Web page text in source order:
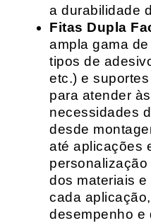
a durabilidade
Fitas Dupla
ampla gama
tipos de
etc.) e
para atender
necessidades
desde
até aplicações
dos materiais
cada
desempenho e